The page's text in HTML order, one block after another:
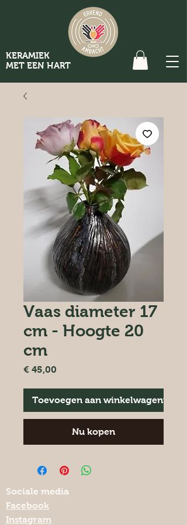
KERAMIEK
MET EEN HART
Vaas diameter 17
cm - Hoogte 20
cm
€ 45,00
Toevoegen aan winkelwagentje
Nu kopen
Sociale media
Facebook
Instagram